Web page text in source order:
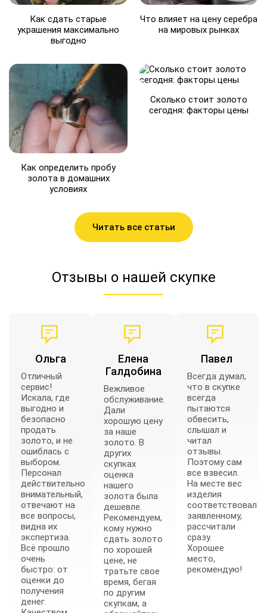
Как сдать старые
украшения максимально
выгодно
Что влияет на цену серебра
на мировых рынках
Как определить пробу
золота в домашних
условиях
Сколько стоит золото
сегодня: факторы цены
Читать все статьи
Отзывы о нашей скупке
Ольга
Отличный
сервис!
Искала, где
выгодно и
безопасно
продать
золото, и не
ошиблась с
выбором.
Персонал
действительно
внимательный,
отвечают на
все вопросы,
видна их
экспертиза.
Всё прошло
очень
быстро: от
оценки до
получения
денег.
Елена
Галдобина
Вежливое
обслуживание.
Дали
хорошую цену
за наше
золото. В
других
скупках
оценка
нашего
золота была
дешевле.
Рекомендуем,
кому нужно
сдать золото
по хорошей
цене, не
тратьте свое
время, бегая
по другим
скупкам, а
Павел
Всегда думал,
что в скупке
всегда
пытаются
обвесить,
слышал и
читал
отзывы.
Поэтому сам
все взвесил.
На месте вес
изделия
соответствовал
заявленному,
рассчитали
сразу.
Хорошее
место,
рекомендую!